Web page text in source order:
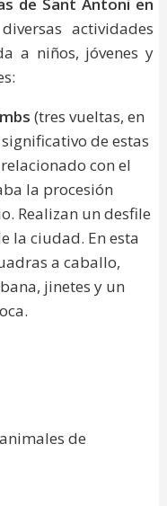
de Sant Antoni en
actividades
a niños, jóvenes y
(tres vueltas, en
de estas
con el
la procesión
Realizan un desfile
la ciudad. En esta
a caballo,
jinetes y un
de